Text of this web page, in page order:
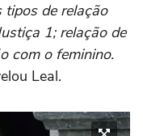
tipos de relação
1; relação de
com o feminino.
Leal.